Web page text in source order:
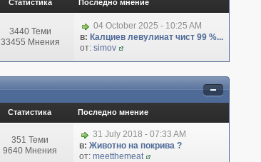
Статистика Последно мнение
3440 Теми
33455 Мнения
04 October 2025 - 10:25 AM
в: Калциев левулинат чист 99 %...
от: simov
Статистика Последно мнение
351 Теми
9640 Мнения
31 July 2018 - 07:33 AM
в: Животно на покрива ?
от: meetthemeat